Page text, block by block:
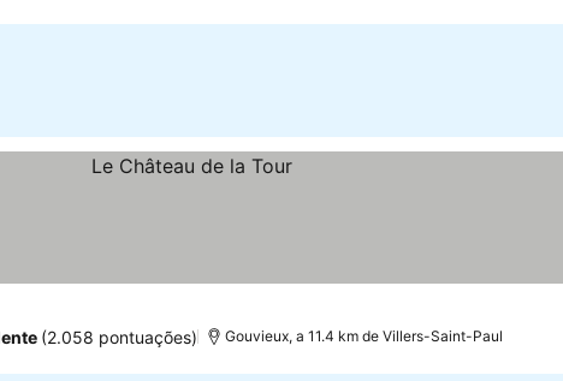
(2.058 pontuações) Gouvieux, a 11.4 km de Villers-Saint-Paul